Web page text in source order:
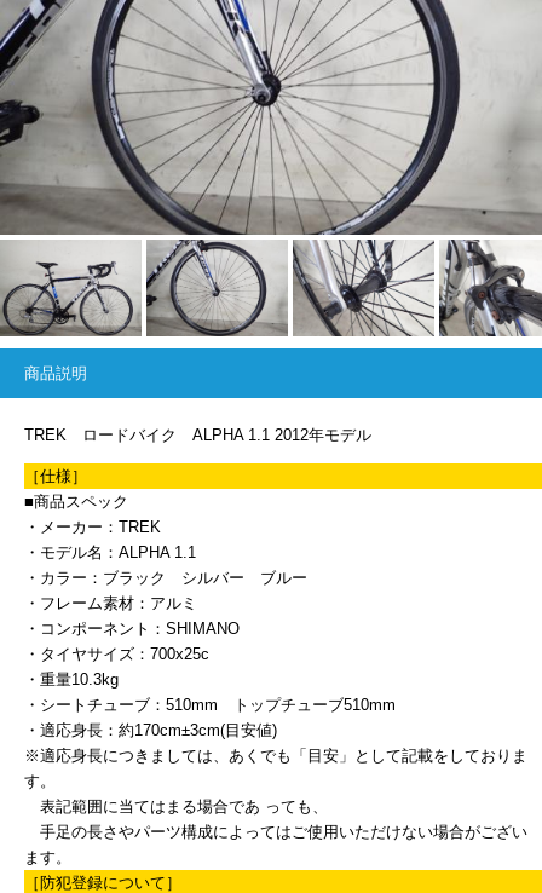
商品説明
TREK ロードバイク ALPHA 1.1 2012年モデル
［仕様］
■商品スペック
・メーカー：TREK
・モデル名：ALPHA 1.1
・カラー：ブラック シルバー ブルー
・フレーム素材：アルミ
・コンポーネント：SHIMANO
・タイヤサイズ：700x25c
・重量10.3kg
・シートチューブ：510mm トップチューブ510mm
・適応身長：約170cm±3cm(目安値)
※適応身長につきましては、あくでも「目安」として記載をしておりま
す。
表記範囲に当てはまる場合であ っても、
手足の長さやパーツ構成によってはご使用いただけない場合がござい
ます。
［防犯登録について］